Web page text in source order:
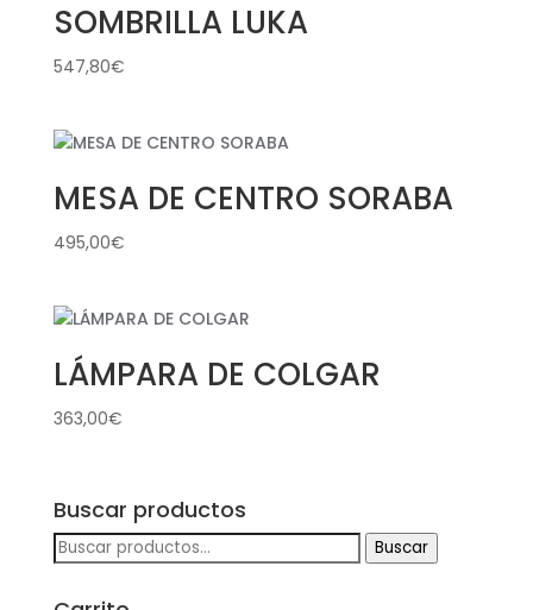
SOMBRILLA LUKA
547,80€
MESA DE CENTRO SORABA
495,00€
LÁMPARA DE COLGAR
363,00€
Buscar productos
Buscar
por:
Buscar